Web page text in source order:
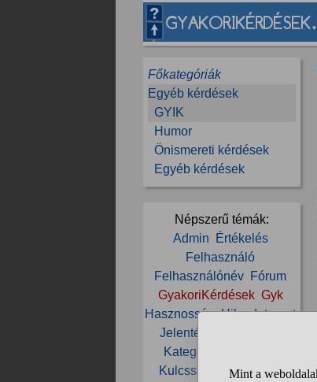
Főkategóriák
Egyéb kérdések
GYIK
Humor
Önismereti kérdések
Egyéb kérdések
Népszerű témák:
Admin
Értékelés
Felhasználó
Felhasználónév Fórum
GyakoriKérdések Gyk
Hasznosság Hiba Internet
Jelentés
Kategória
Kulcsszó
Lepontozás